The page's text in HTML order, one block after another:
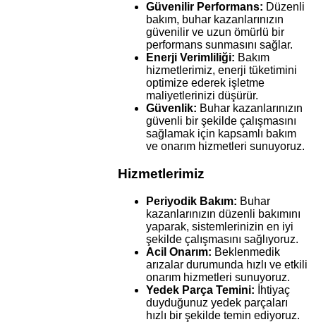
Güvenilir Performans: Düzenli
bakım, buhar kazanlarınızın
güvenilir ve uzun ömürlü bir
performans sunmasını sağlar.
Enerji Verimliliği: Bakım
hizmetlerimiz, enerji tüketimini
optimize ederek işletme
maliyetlerinizi düşürür.
Güvenlik: Buhar kazanlarınızın
güvenli bir şekilde çalışmasını
sağlamak için kapsamlı bakım
ve onarım hizmetleri sunuyoruz.
Hizmetlerimiz
Periyodik Bakım: Buhar
kazanlarınızın düzenli bakımını
yaparak, sistemlerinizin en iyi
şekilde çalışmasını sağlıyoruz.
Acil Onarım: Beklenmedik
arızalar durumunda hızlı ve etkili
onarım hizmetleri sunuyoruz.
Yedek Parça Temini: İhtiyaç
duyduğunuz yedek parçaları
hızlı bir şekilde temin ediyoruz.